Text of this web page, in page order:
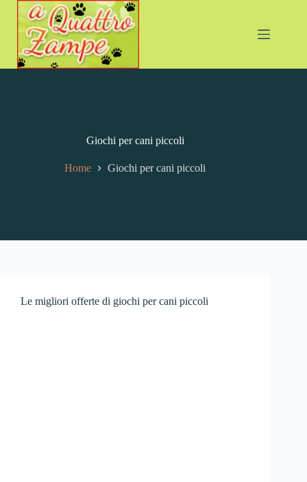
Giochi per cani piccoli
Home Giochi per cani piccoli
Le migliori offerte di giochi per cani piccoli